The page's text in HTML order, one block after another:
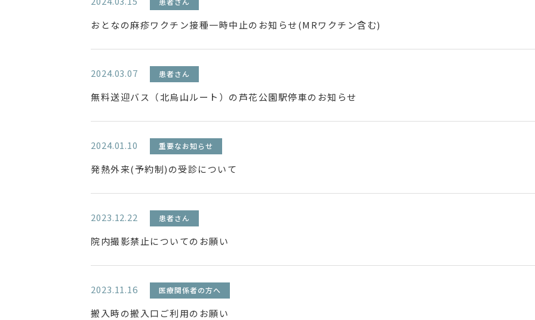
おとなの麻疹ワクチン接種一時中止のお知らせ(MRワクチン含む)
2024.03.07 患者さん
無料送迎バス（北烏山ルート）の芦花公園駅停車のお知らせ
2024.01.10 重要なお知らせ
発熱外来(予約制)の受診について
2023.12.22 患者さん
院内撮影禁止についてのお願い
2023.11.16 医療関係者の方へ
搬入時の搬入口ご利用のお願い